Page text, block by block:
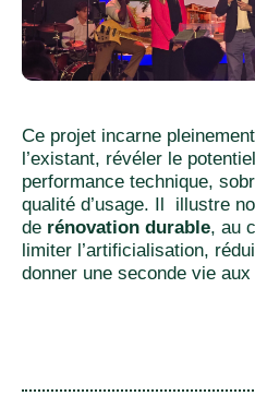
Ce projet incarne
l’existant, révéler le
performance technique,
qualité d’usage. Il illustre
de rénovation durable, au
limiter l’artificialisation,
donner une seconde vie